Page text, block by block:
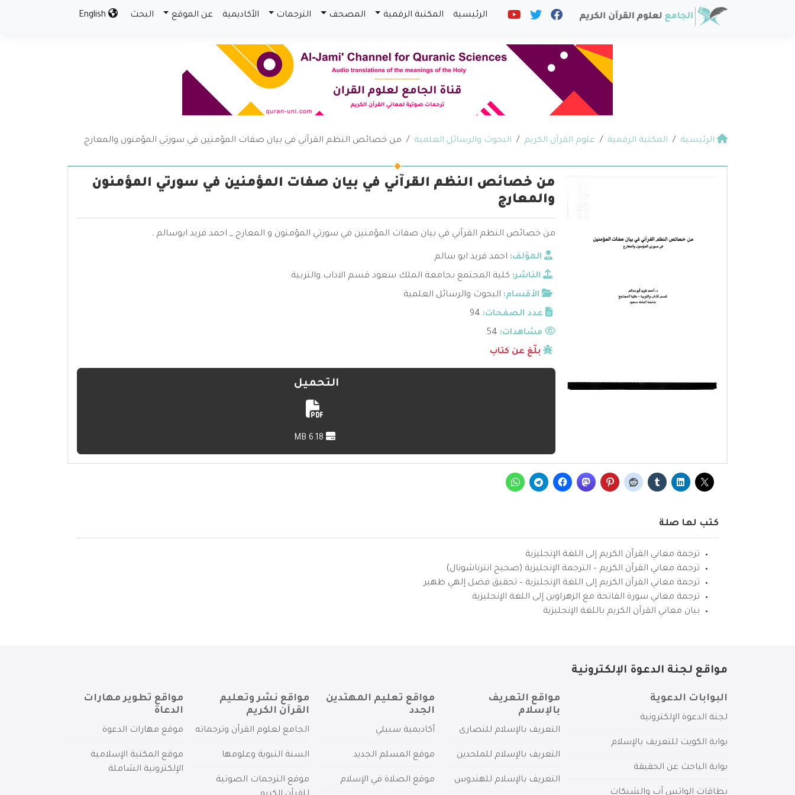
الرئيسية المكتبة الرقمية المصحف الترجمات الأكاديمية عن الموقع البحث
الرئيسية المكتبة الرقمية علوم القرآن الكريم البحوث والرسائل العلمية من خصائص النظم القرآني في بيان صفات المؤمنين في سورتي المؤمنون والمعارج
من خصائص النظم القرآني في بيان صفات المؤمنين في سورتي المؤمنون
والمعارج
من خصائص النظم القرآني في بيان صفات المؤمنين في سورتي المؤمنون و المعارج _ احمد فريد ابوسالم .
المؤلف: احمد فريد ابو سالم
الناشر: كلية المجتمع بجامعة الملك سعود قسم الاداب والتربية
الأقسام: البحوث والرسائل العلمية
عدد الصفحات: 94
مشاهدات:
بلّغ عن كتاب
التحميل
كتب لها صلة
ترجمة معاني القرآن الكريم إلى اللغة الإنجليزية
ترجمة معاني القرآن الكريم – الترجمة الإنجليزية (صحيح انترناشونال)
ترجمة معاني القرآن الكريم إلى اللغة الإنجليزية – تحقيق فضل إلهي ظهير
ترجمة معاني سورة الفاتحة مع الزهراوين إلى اللغة الإنجليزية
بيان معاني القرآن الكريم باللغة الإنجليزية
مواقع لجنة الدعوة الإلكترونية
البوابات الدعوية
لجنة الدعوة الإلكترونية
بوابة الكويت للتعريف بالإسلام
بوابة الباحث عن الحقيقة
بطاقات الواتس آب والشبكات
مواقع التعريف
بالإسلام
التعريف بالإسلام للنصارى
التعريف بالإسلام للملحدين
التعريف بالإسلام للهندوس
مواقع تعليم المهتدين
الجدد
أكاديمية سبيلي
موقع المسلم الجديد
موقع الصلاة في الإسلام
مواقع نشر وتعليم
القرآن الكريم
الجامع لعلوم القرآن وترجماته
السنة النبوية وعلومها
موقع الترجمات الصوتية
مواقع تطوير مهارات
الدعاة
موقع مهارات الدعوة
موقع المكتبة الإسلامية
الإلكترونية الشاملة